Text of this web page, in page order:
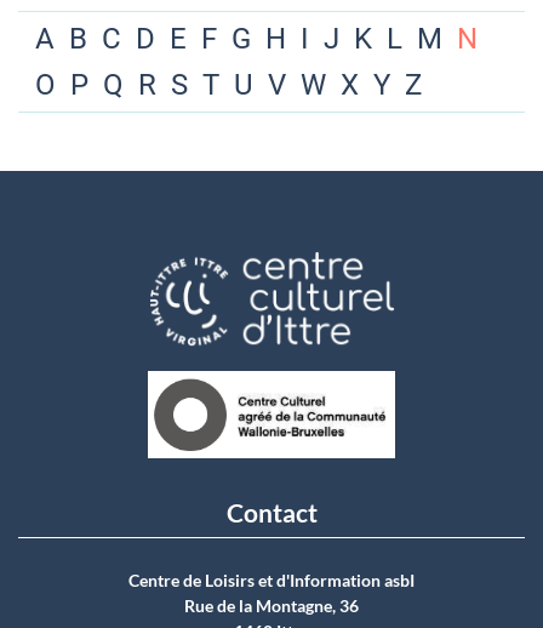
A B C D E F G H I J K L M N
O P Q R S T U V W X Y Z
Contact
Centre de Loisirs et d'Information asbI
Rue de la Montagne, 36